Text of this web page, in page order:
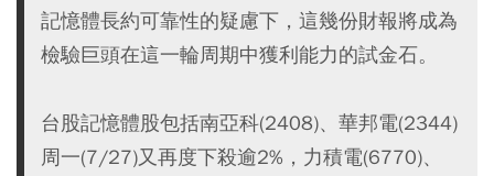
記憶體長約可靠性的疑慮下，這幾份財報將成為
檢驗巨頭在這一輪周期中獲利能力的試金石。
台股記憶體股包括南亞科(2408)、華邦電(2344)
周一(7/27)又再度下殺逾2%，力積電(6770)、